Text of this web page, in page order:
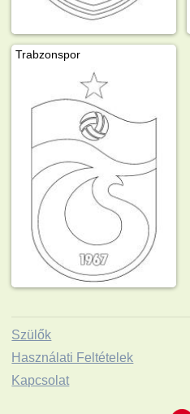
Trabzonspor
Szülők
Használati Feltételek
Kapcsolat